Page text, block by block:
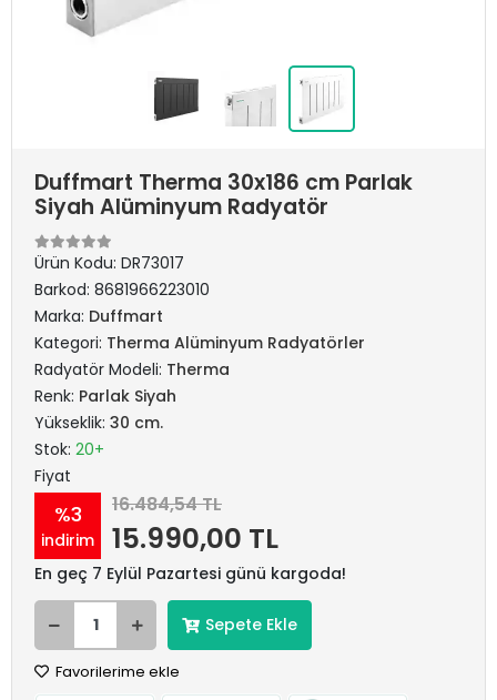
Duffmart Therma 30x186 cm Parlak
Siyah Alüminyum Radyatör
Ürün Kodu: DR73017
Barkod: 8681966223010
Marka: Duffmart
Kategori: Therma Alüminyum Radyatörler
Radyatör Modeli: Therma
Renk: Parlak Siyah
Yükseklik: 30 cm.
Stok: 20+
Fiyat
%3
indirim
16.484,54 TL
15.990,00 TL
En geç 7 Eylül Pazartesi günü kargoda!
Sepete Ekle
Favorilerime ekle